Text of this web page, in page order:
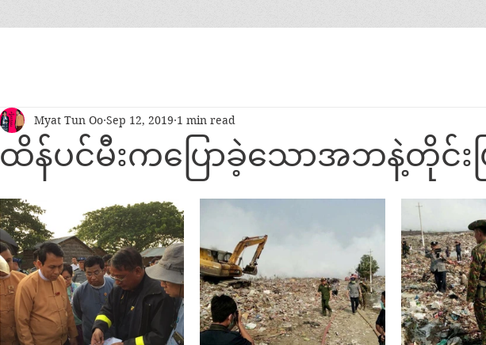
ထိန်ပင်မီးကပြောခဲ့သောအဘနဲ့တိုင်း
Myat Tun Oo Sep 12, 2019 1 min read